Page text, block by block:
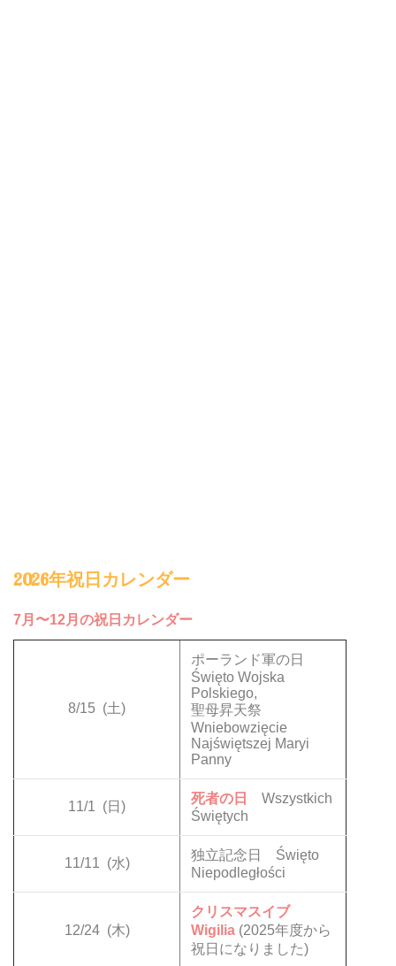
2026年祝日カレンダー
7月〜12月の祝日カレンダー
8/15 (土)
ポーランド軍の日
Święto Wojska
Polskiego,
聖母昇天祭
Wniebowzięcie
Najświętszej Maryi
Panny
11/1 (日)
死者の日
Wszystkich
Świętych
11/11 (水)
独立記念日 Święto
Niepodległości
12/24 (木)
クリスマスイブ
Wigilia (2025年度から
祝日になりました)